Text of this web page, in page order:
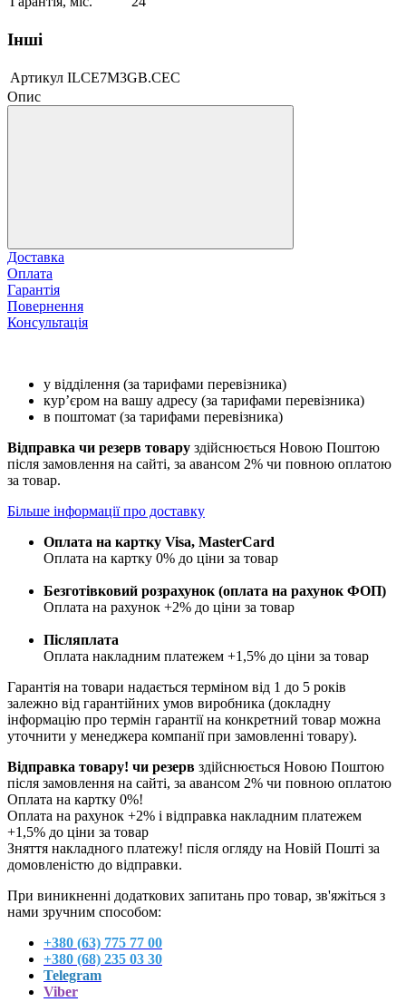
Інші
Артикул ILCE7M3GB.CEC
Опис
Доставка
Оплата
Гарантія
Повернення
Консультація
у відділення (за тарифами перевізника)
кур’єром на вашу адресу (за тарифами перевізника)
в поштомат (за тарифами перевізника)
Відправка чи резерв товару здійснюється Новою Поштою
після замовлення на сайті, за авансом 2% чи повною оплатою
за товар.
Більше інформації про доставку
Оплата на картку Visa, MasterCard
Оплата на картку 0% до ціни за товар
Безготівковий розрахунок (оплата на рахунок ФОП)
Оплата на рахунок +2% до ціни за товар
Післяплата
Оплата накладним платежем +1,5% до ціни за товар
Гарантія на товари надається терміном від 1 до 5 років
залежно від гарантійних умов виробника (докладну
інформацію про термін гарантії на конкретний товар можна
уточнити у менеджера компанії при замовленні товару).
Відправка товару! чи резерв здійснюється Новою Поштою
після замовлення на сайті, за авансом 2% чи повною оплатою
Оплата на картку 0%!
Оплата на рахунок +2% і відправка накладним платежем
+1,5% до ціни за товар
Зняття накладного платежу! після огляду на Новій Пошті за
домовленістю до відправки.
При виникненні додаткових запитань про товар, зв'яжіться з
нами зручним способом:
+380 (63) 775 77 00
+380 (68) 235 03 30
Telegram
Viber